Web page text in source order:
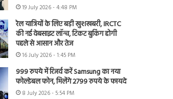
19 July 2026 - 4:48 PM
रेल यात्रियों के लिए बड़ी खुशखबरी, IRCTC
की नई वेबसाइट लॉन्च, टिकट बुकिंग होगी
पहले से आसान और तेज
16 July 2026 - 1:45 PM
999 रुपये में रिजर्व करें Samsung का नया
फोल्डेबल फोन, मिलेंगे 2799 रुपये के फायदे
8 July 2026 - 5:54 PM